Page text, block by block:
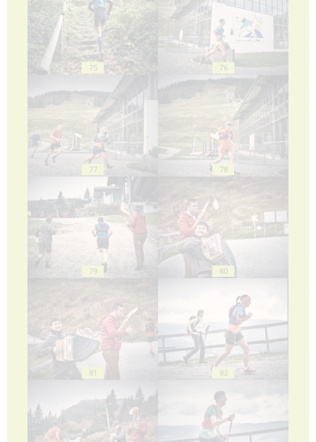
75 76
77 78
79 80
81 82